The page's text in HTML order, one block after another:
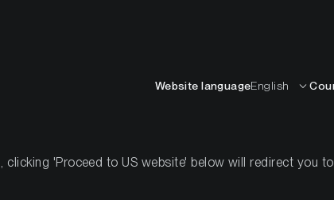
Website languageEnglish
'Proceed to US website' below will redirect you